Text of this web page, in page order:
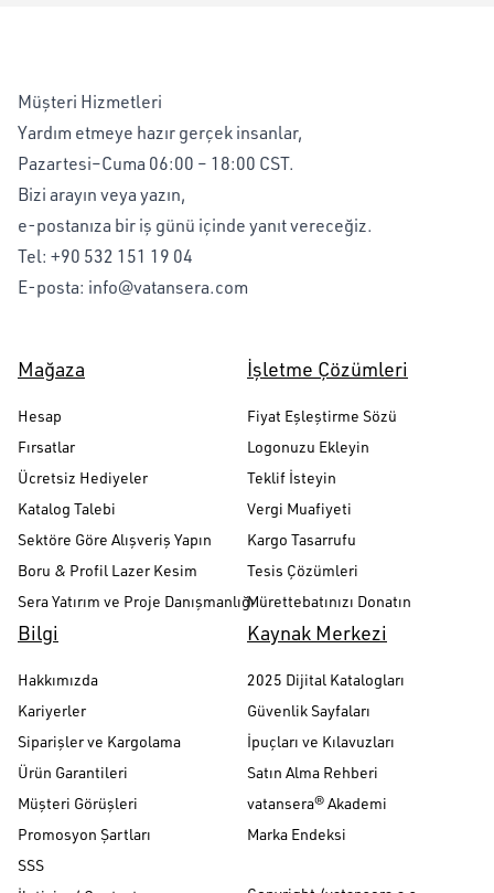
Müşteri Hizmetleri
Yardım etmeye hazır gerçek insanlar,
Pazartesi–Cuma 06:00 – 18:00 CST.
Bizi arayın veya yazın,
e-postanıza bir iş günü içinde yanıt vereceğiz.
Tel: +90 532 151 19 04
E-posta: info@vatansera.com
Mağaza
Hesap
Fırsatlar
Ücretsiz Hediyeler
Katalog Talebi
Sektöre Göre Alışveriş Yapın
Boru & Profil Lazer Kesim
Sera Yatırım ve Proje Danışmanlığı
İşletme Çözümleri
Fiyat Eşleştirme Sözü
Logonuzu Ekleyin
Teklif İsteyin
Vergi Muafiyeti
Kargo Tasarrufu
Tesis Çözümleri
Mürettebatınızı Donatın
Bilgi
Hakkımızda
Kariyerler
Siparişler ve Kargolama
Ürün Garantileri
Müşteri Görüşleri
Promosyon Şartları
SSS
Kaynak Merkezi
2025 Dijital Katalogları
Güvenlik Sayfaları
İpuçları ve Kılavuzları
Satın Alma Rehberi
vatansera® Akademi
Marka Endeksi